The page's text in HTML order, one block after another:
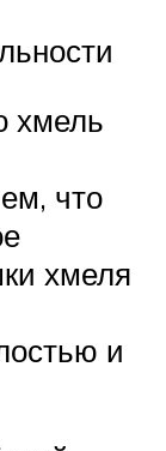
хмель
что
хмеля
и